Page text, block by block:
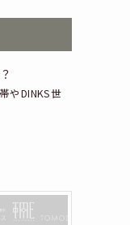
やDINKS世